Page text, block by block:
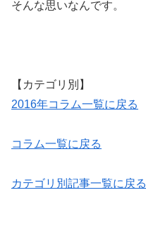
そんな思いなんです。
【カテゴリ別】
2016年コラム一覧に戻る
コラム一覧に戻る
カテゴリ別記事一覧に戻る